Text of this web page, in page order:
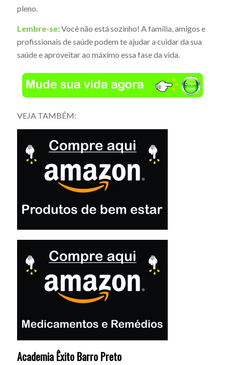
pleno.
Lembre-se:Você não está sozinho! A família, amigos e
profissionais de saúde podem te ajudar a cuidar da sua
saúde e aproveitar ao máximo essa fase da vida.
VEJA TAMBÉM:
Academia Êxito Barro Preto